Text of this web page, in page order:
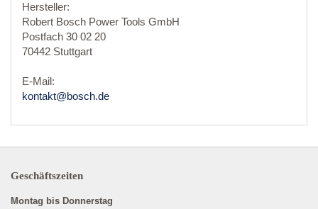
Hersteller:
Robert Bosch Power Tools GmbH
Postfach 30 02 20
70442 Stuttgart
E-Mail:
kontakt@bosch.de
Geschäftszeiten
Montag bis Donnerstag